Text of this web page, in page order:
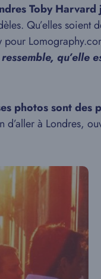
Toby
Qu’elles
pour
qu’elle
photos sont des
d’aller à Londres,